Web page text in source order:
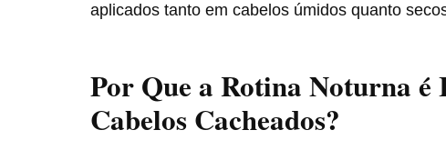
aplicados tanto em cabelos úmidos quanto
Por Que a Rotina Noturna
Cabelos Cacheados?